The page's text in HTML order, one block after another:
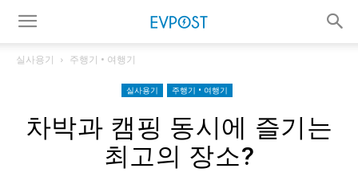
실사용기 주행기 • 여행기
실사용기 주행기 • 여행기
차박과 캠핑 동시에 즐기는
최고의 장소?